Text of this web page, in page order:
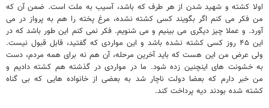
اولا کشته و شهید شدن از هر طرف که باشد، آسیب به ملت است. ضمن آن که
من فکر می کنم اگر بگویند کسی کشته نشده، مرغ پخته را هم به پرواز در می
آورد. و عملا چیز دیگری می بینیم و می شنویم. فکر نمی کنم این طور باشد که در
این ۴۵ روز کسی کشته نشده باشد و این مواردی که گفتید، قابل قبول نیست.
ولی عرض من این هست که باید آخرین مرحله، آن هم نه برای همه مردم، دست
به خشونت های اینچنین زده شود. ما در مواردی در گذشته هم کشته دادیم و
من خبر دارم که بعضا دولت ناچار شد به بعضی از خانواده هایی که بی گناه
کشته شده بودند دیه پرداخت کند.